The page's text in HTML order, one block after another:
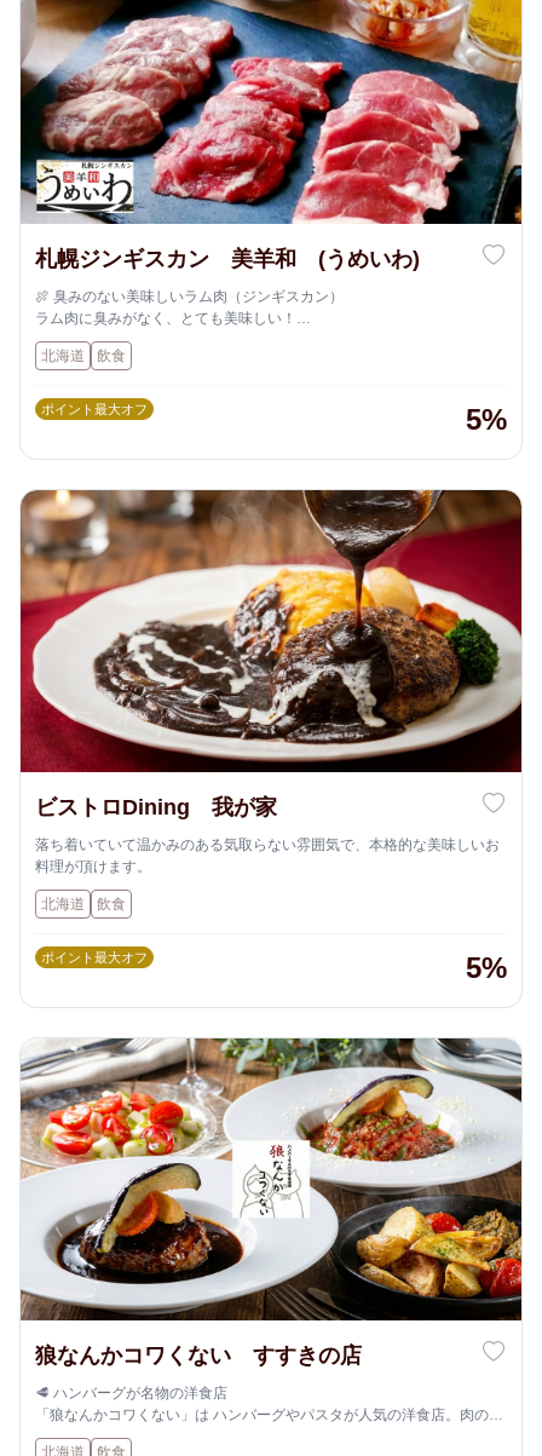
札幌ジンギスカン 美羊和 (うめいわ)
🍖 臭みのない美味しいラム肉（ジンギスカン）
ラム肉に臭みがなく、とても美味しい！
初めてでも食べやすいです✨
北海道
飲食
ポイント最大オフ 5%
ビストロDining 我が家
落ち着いていて温かみのある気取らない雰囲気で、本格的な美味しいお
料理が頂けます。
北海道 飲食
ポイント最大オフ 5%
狼なんかコワくない すすきの店
🥩 ハンバーグが名物の洋食店
「狼なんかコワくない」は ハンバーグやパスタが人気の洋食店。肉の旨
味を活かした料理が楽しめます。
北海道
飲食